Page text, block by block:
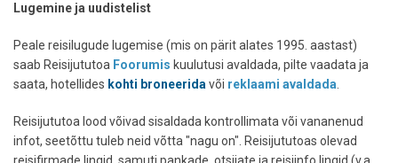
Lugemine ja uudistelist
Peale reisilugude lugemise (mis on pärit alates 1995. aastast)
saab Reisijututoa Foorumis kuulutusi avaldada, pilte vaadata ja
saata, hotellides kohti broneerida või reklaami avaldada
Reisijututoa lood võivad sisaldada kontrollimata või vananenud
infot, seetõttu tuleb neid võtta "nagu on". Reisijututoas olevad